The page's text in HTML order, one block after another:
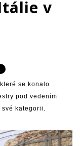
v
se konalo
pod vedením
kategorii.